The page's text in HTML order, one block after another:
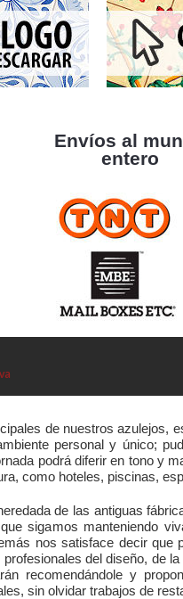
Envíos al
entero
de nuestros azulejos,
personal y único;
podrá diferir en tono y
como hoteles, piscinas,
de las antiguas
sigamos manteniendo
nos satisface decir
del diseño, de
recomendándole y
sin olvidar trabajos de